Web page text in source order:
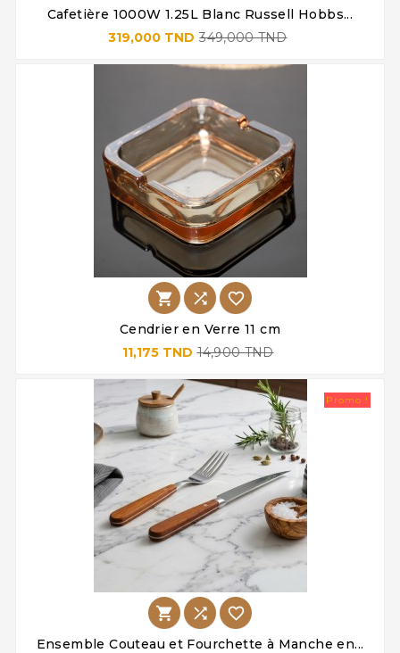
Cafetière 1000W 1.25L Blanc Russell Hobbs...
319,000 TND 349,000 TND
  
Cendrier en Verre 11 cm
11,175 TND 14,900 TND
Promo !
  
Ensemble Couteau et Fourchette à Manche en...